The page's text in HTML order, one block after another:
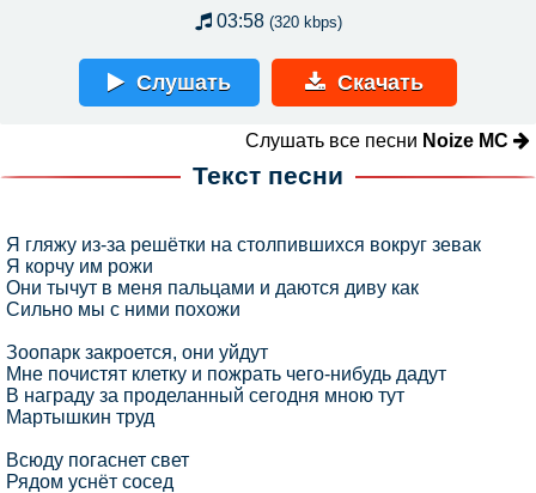
03:58 (320 kbps)
Слушать Скачать
Слушать все песни Noize MC
Текст песни
Я гляжу из-за решётки на столпившихся вокруг зевак
Я корчу им рожи
Они тычут в меня пальцами и даются диву как
Сильно мы с ними похожи
Зоопарк закроется, они уйдут
Мне почистят клетку и пожрать чего-нибудь дадут
В награду за проделанный сегодня мною тут
Мартышкин труд
Всюду погаснет свет
Рядом уснёт сосед